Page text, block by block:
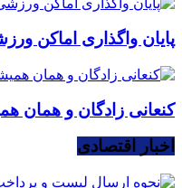
پایان واگذاری اماکن
کنعانی زادگان و همان
اخبار اقتصادی